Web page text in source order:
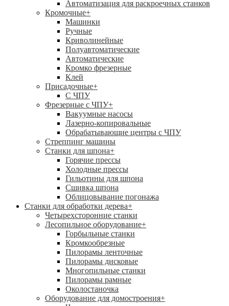
Автоматизация для раскроечных станков
Кромочные+
Машинки
Ручные
Криволинейные
Полуавтоматические
Автоматические
Кромко фрезерные
Клей
Присадочные+
С ЧПУ
Фрезерные с ЧПУ+
Вакуумные насосы
Лазерно-копировальные
Обрабатывающие центры с ЧПУ
Стреппинг машины
Станки для шпона+
Горячие прессы
Холодные прессы
Гильотины для шпона
Сшивка шпона
Облицовывание погонажа
Станки для обработки дерева+
Четырехсторонние станки
Лесопильное оборудование+
Горбыльные станки
Кромкообрезные
Пилорамы ленточные
Пилорамы дисковые
Многопильные станки
Пилорамы рамные
Околостаночка
Оборудование для домостроения+